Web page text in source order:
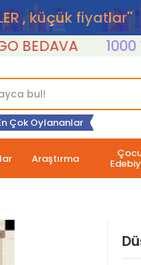
, küçük fiyatlar''
1000 TL
Çok Oylananlar
Araştırma